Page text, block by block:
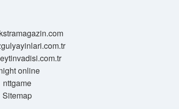
online
nttgame
Sitemap